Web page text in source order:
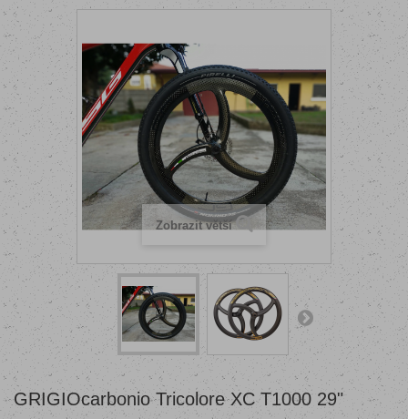
Zobrazit větší
GRIGIOcarbonio Tricolore XC T1000 29"